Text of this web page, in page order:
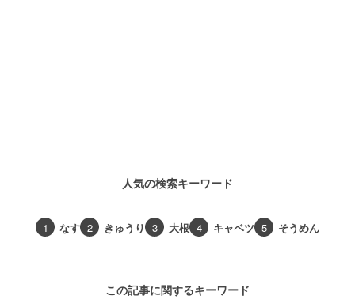
人気の検索キーワード
1 なす 2 きゅうり 3 大根 4 キャベツ 5 そうめん
この記事に関するキーワード